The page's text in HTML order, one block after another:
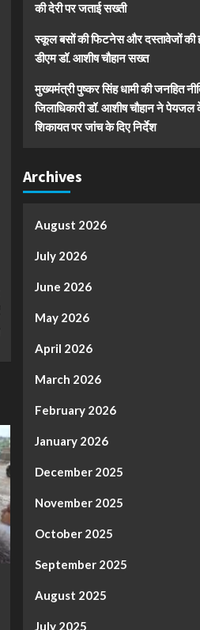
की देरी पर जताई सख्ती
स्कूल बसों की फिटनेस और दस्तावेजों की
डीएम डॉ. आशीष चौहान सख्त
मुख्यमंत्री पुष्कर सिंह धामी की जनहित
जिलाधिकारी डॉ. आशीष चौहान ने
शिकायत पर जांच के दिए निर्देश
Archives
August 2026
July 2026
June 2026
May 2026
April 2026
March 2026
February 2026
January 2026
December 2025
November 2025
October 2025
September 2025
August 2025
July 2025